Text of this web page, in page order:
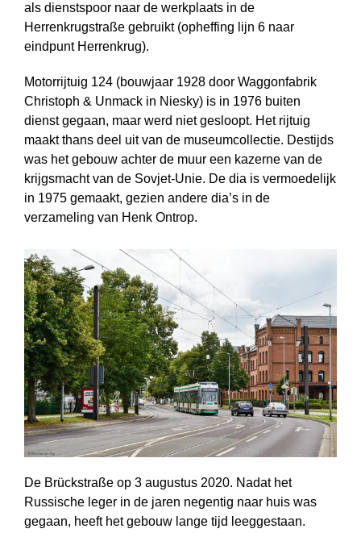
als dienst­spoor naar de werkplaats in de
Herrenkrugstraße gebruikt (opheffing lijn 6 naar
eindpunt Herrenkrug).
Motorrijtuig 124 (bouwjaar 1928 door Waggonfabrik
Christoph & Unmack in Niesky) is in 1976 buiten
dienst gegaan, maar werd niet gesloopt. Het rijtuig
maakt thans deel uit van de museumcollectie. Destijds
was het gebouw achter de muur een kazerne van de
krijgsmacht van de Sovjet-Unie. De dia is vermoedelijk
in 1975 gemaakt, gezien andere dia’s in de
verzameling van Henk Ontrop.
De Brückstraße op 3 augustus 2020. Nadat het
Russische leger in de jaren negentig naar huis was
gegaan, heeft het gebouw lange tijd leeggestaan.